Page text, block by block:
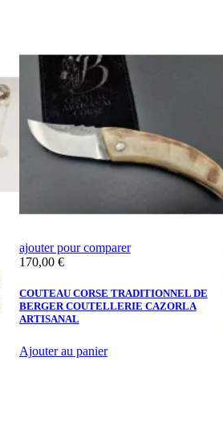
ajouter pour comparer
Prix
170,00 €
COUTEAU CORSE TRADITIONNEL DE
BERGER COUTELLERIE CAZORLA
ARTISANAL
Ajouter au panier